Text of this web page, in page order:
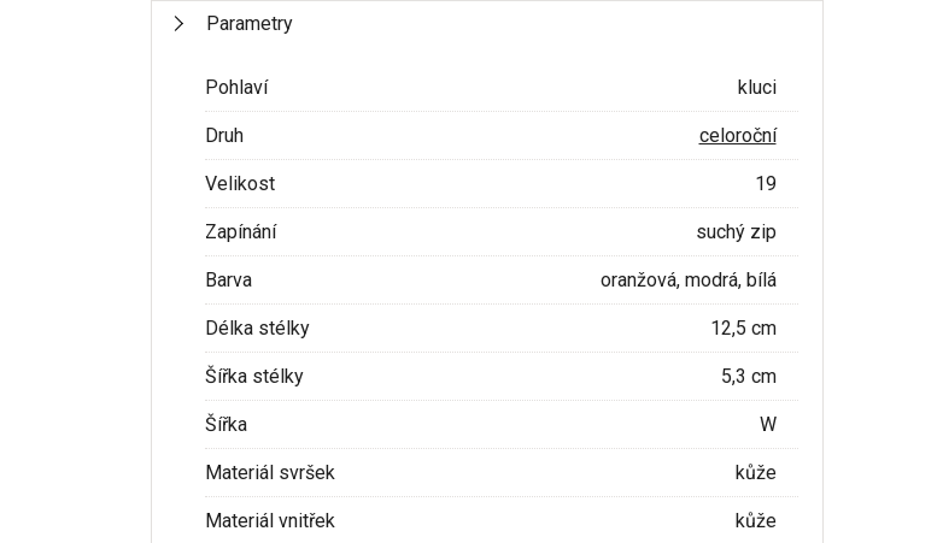
Parametry
Pohlaví kluci
Druh celoroční
Velikost 19
Zapínání suchý zip
Barva oranžová, modrá, bílá
Délka stélky 12,5 cm
Šířka stélky 5,3 cm
Šířka W
Materiál svršek kůže
Materiál vnitřek kůže